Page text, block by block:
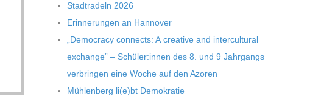
Stadt­ra­deln 2026
Erin­ne­run­gen an Hannover
„Demo­cracy con­nects: A crea­tive and inter­cul­tu­ral
exch­ange” – Schüler:innen des 8. und 9 Jahr­gangs
ver­brin­gen eine Woche auf den Azoren
Müh­len­berg li(e)bt Demokratie